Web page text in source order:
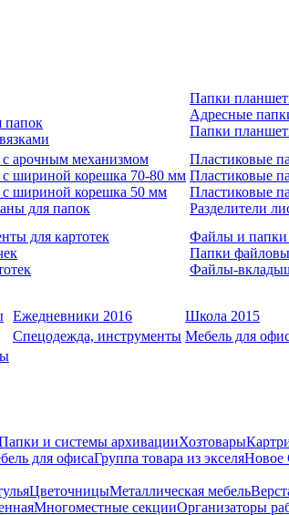
папок
Папки
Адресные
Папки
арочным механизмом
с шириной корешка 70-80 мм
с шириной корешка 50 мм
для папок
Пластиковые
Пластиковые
Пластиковые
Разделители
для картотек
Файлы и
Папки
Файлы-
Ежедневники 2016
Школа 2015
Спецодежда, инструменты Мебель для
и системы архивацииХозтовары
для офисаГруппа товара из экселяНовое
ЦветочницыМеталлическая мебель
Многоместные секцииОрганизаторы